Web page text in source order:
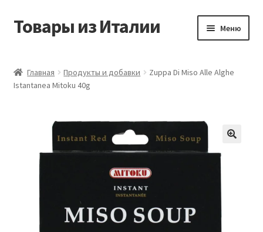
Перейти
Перейти
Товары из Италии Меню
Виды доставки
Контакты
Корзина
Мой аккаунт
Главная Продукты и добавки
Zuppa Di Miso Alle Alghe
Istantanea Mitoku 40g